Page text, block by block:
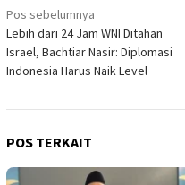
Navigasi
pos
Pos sebelumnya
Lebih dari 24 Jam WNI Ditahan
Israel, Bachtiar Nasir: Diplomasi
Indonesia Harus Naik Level
POS TERKAIT